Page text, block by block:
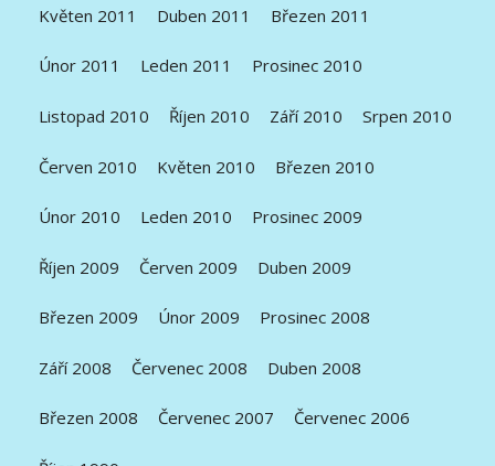
Květen 2011 Duben 2011 Březen 2011
Únor 2011 Leden 2011 Prosinec 2010
Listopad 2010 Říjen 2010 Září 2010 Srpen 2010
Červen 2010 Květen 2010 Březen 2010
Únor 2010 Leden 2010 Prosinec 2009
Říjen 2009 Červen 2009 Duben 2009
Březen 2009 Únor 2009 Prosinec 2008
Září 2008 Červenec 2008 Duben 2008
Březen 2008 Červenec 2007 Červenec 2006